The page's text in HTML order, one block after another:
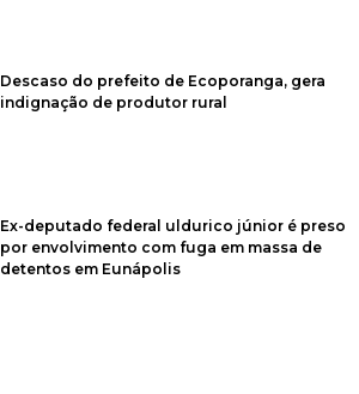
Descaso do prefeito de Ecoporanga, gera
indignação de produtor rural
Ex-deputado federal uldurico júnior é preso
por envolvimento com fuga em massa de
detentos em Eunápolis